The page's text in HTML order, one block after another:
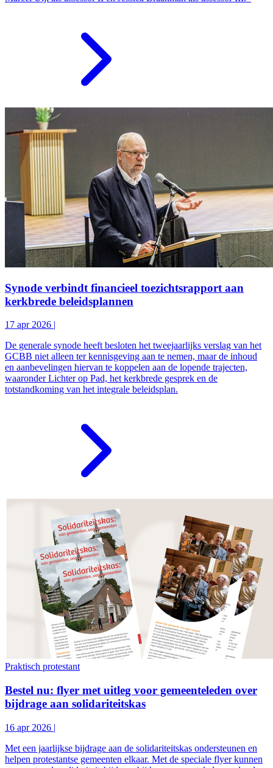
Synode verbindt financieel toezichtsrapport aan
kerkbrede beleidsplannen
17 apr 2026 |
De generale synode heeft besloten het tweejaarlijks verslag van het
GCBB niet alleen ter kennisgeving aan te nemen, maar de inhoud
en aanbevelingen hiervan te koppelen aan de lopende trajecten,
waaronder Lichter op Pad, het kerkbrede gesprek en de
totstandkoming van het integrale beleidsplan.
Praktisch protestant
Bestel nu: flyer met uitleg voor gemeenteleden over
bijdrage aan solidariteitskas
16 apr 2026 |
Met een jaarlijkse bijdrage aan de solidariteitskas ondersteunen en
helpen protestantse gemeenten elkaar. Met de speciale flyer kunnen